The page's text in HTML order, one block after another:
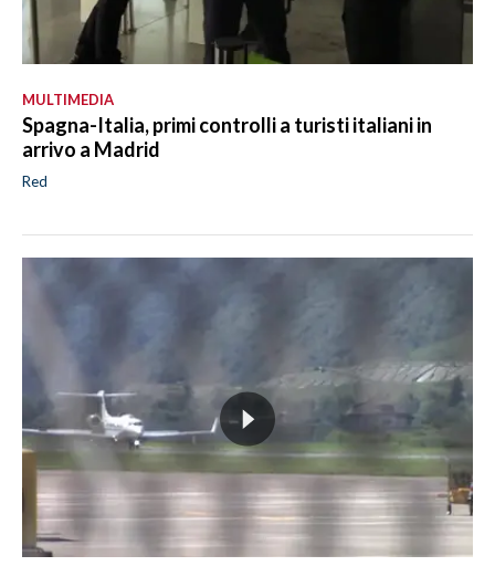
MULTIMEDIA
Spagna-Italia, primi controlli a turisti italiani in
arrivo a Madrid
Red